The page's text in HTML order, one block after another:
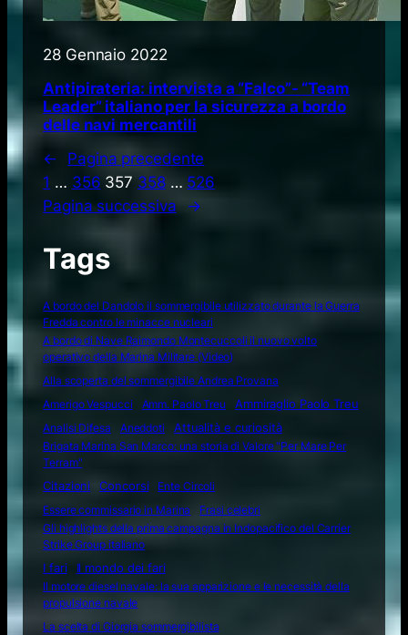
28 Gennaio 2022
Antipirateria: intervista a “Falco”- “Team
Leader” italiano per la sicurezza a bordo
delle navi mercantili
←
Pagina precedente
1 … 356 357 358 … 526
Pagina successiva
→
Tags
A bordo del Dandolo il sommergibile utilizzato durante la Guerra
Fredda contro le minacce nucleari
A bordo di Nave Raimondo Montecuccoli il nuovo volto
operativo della Marina Militare (Video)
Alla scoperta del sommergibile Andrea Provana
Amerigo Vespucci
Amm. Paolo Treu
Ammiraglio Paolo Treu
Analisi Difesa
Aneddoti Attualità e curiosità
Brigata Marina San Marco: una storia di Valore "Per Mare Per
Terram"
Citazioni
Concorsi
Ente Circoli
Essere commissario in Marina
Frasi celebri
Gli highlights della prima campagna in Indopacifico del Carrier
Strike Group italiano
I fari
Il mondo dei fari
Il motore diesel navale: la sua apparizione e le necessità della
propulsione navale
La scelta di Giorgia sommergibilista